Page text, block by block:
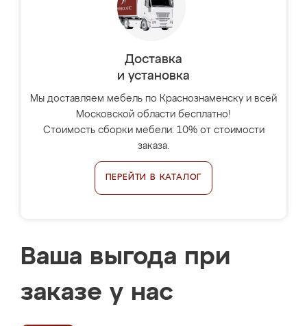
Доставка
и установка
Мы доставляем мебель по Краснознаменску и всей
Московской области бесплатно!
Стоимость сборки мебели: 10% от стоимости
заказа.
ПЕРЕЙТИ В КАТАЛОГ
Ваша выгода при
заказе у нас